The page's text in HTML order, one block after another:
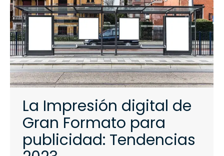
La Impresión digital de
Gran Formato para
publicidad: Tendencias